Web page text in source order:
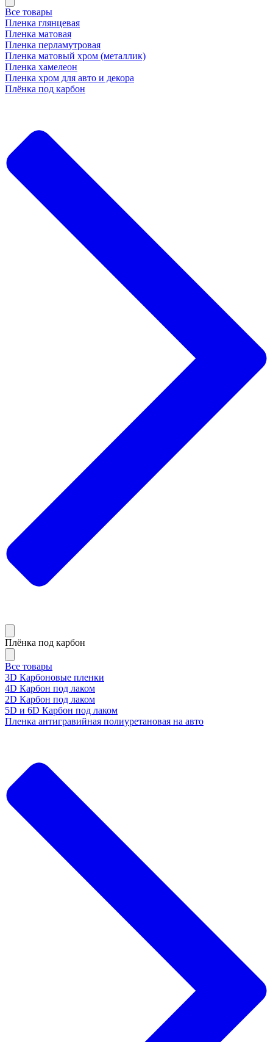
Все товары
Пленка глянцевая
Пленка матовая
Пленка перламутровая
Пленка матовый хром (металлик)
Пленка хамелеон
Пленка хром для авто и декора
Плёнка под карбон
Плёнка под карбон
Все товары
3D Карбоновые пленки
4D Карбон под лаком
2D Карбон под лаком
5D и 6D Карбон под лаком
Пленка антигравийная полиуретановая на авто